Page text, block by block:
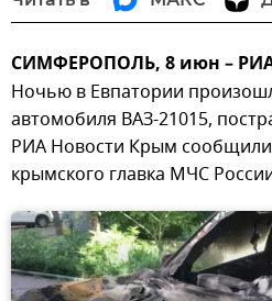
СИМФЕРОПОЛЬ, 8 июн –
Ночью в Евпатории
автомобиля ВАЗ-21015,
РИА Новости Крым сообщили
крымского главка МЧС